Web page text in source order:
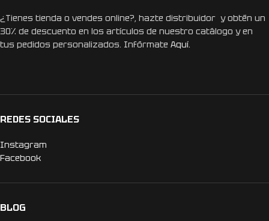
¿Tienes tienda o vendes online?, hazte distribuidor y obtén un
30% de descuento en los artículos de nuestro catálogo y en
tus pedidos personalizados. Infórmate Aquí.
REDES SOCIALES
Instagram
Facebook
BLOG